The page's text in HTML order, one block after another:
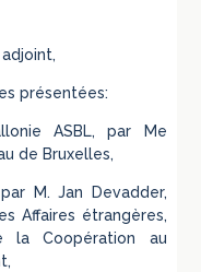
présentées:
ASBL, par Me
de Bruxelles,
M. Jan Devadder,
Affaires étrangères,
la Coopération au